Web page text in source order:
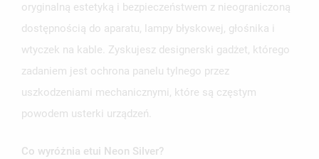
oryginalną estetyką i bezpieczeństwem z nieograniczoną
dostępnością do aparatu, lampy błyskowej, głośnika i
wtyczek na kable. Zyskujesz designerski gadżet, którego
zadaniem jest ochrona panelu tylnego przez
uszkodzeniami mechanicznymi, które są częstym
powodem usterki urządzeń.
Co wyróżnia etui Neon Silver?